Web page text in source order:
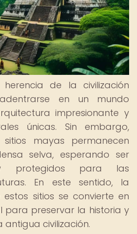
de la civilización
en un mundo
impresionante y
únicas. Sin embargo,
mayas permanecen
selva, esperando ser
y protegidos para las
En este sentido, la
sitios se convierte en
para preservar la historia y
civilización.